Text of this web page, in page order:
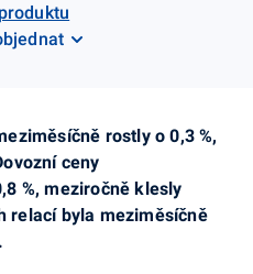
rostly o 0,3 %,
ceny
%, meziročně klesly
relací byla meziměsíčně